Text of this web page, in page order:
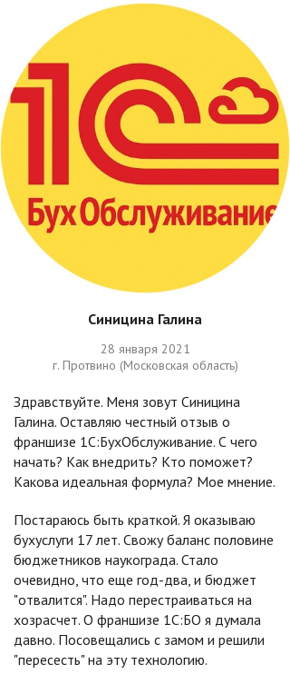
Синицина Галина
28 января 2021
г. Протвино (Московская область)
Здравствуйте. Меня зовут Синицина
Галина. Оставляю честный отзыв о
франшизе 1С:БухОбслуживание. С чего
начать? Как внедрить? Кто поможет?
Какова идеальная формула? Мое мнение.
Постараюсь быть краткой. Я оказываю
бухуслуги 17 лет. Свожу баланс половине
бюджетников наукограда. Стало
очевидно, что еще год-два, и бюджет
"отвалится". Надо перестраиваться на
хозрасчет. О франшизе 1С:БО я думала
давно. Посовещались с замом и решили
"пересесть" на эту технологию.